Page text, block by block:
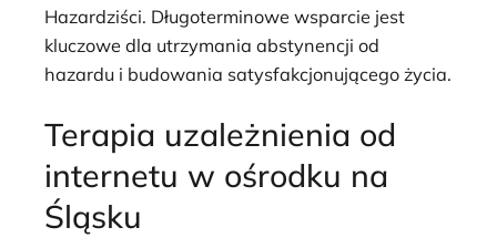
Hazardziści. Długoterminowe wsparcie jest
kluczowe dla utrzymania abstynencji od
hazardu i budowania satysfakcjonującego życia.
Terapia uzależnienia od
internetu w ośrodku na
Śląsku